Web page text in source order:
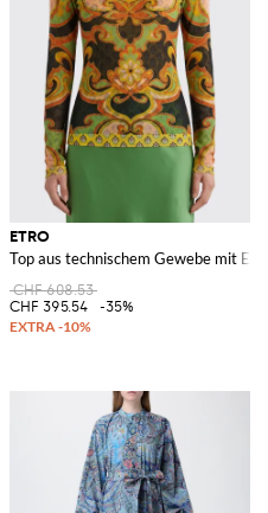
ETRO
Top aus technischem Gewebe mit
CHF 608.53
CHF 395.54
-35%